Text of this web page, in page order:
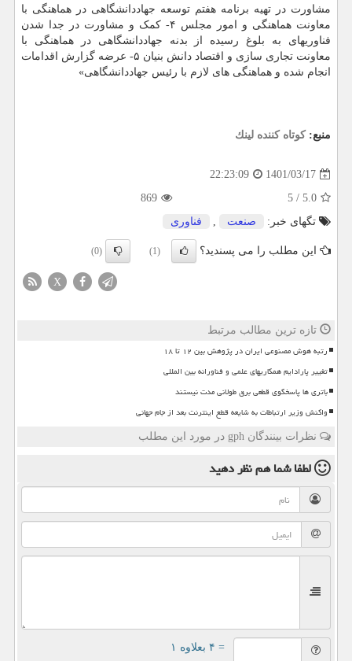
مشاورت در تهیه برنامه هفتم توسعه جهاددانشگاهی در هماهنگی با
معاونت هماهنگی و امور مجلس ۴- کمک و مشاورت در جدا شدن
فناوریهای به بلوغ رسیده از بدنه جهاددانشگاهی در هماهنگی با
معاونت تجاری سازی و اقتصاد دانش بنیان ۵- عرضه گزارش اقدامات
انجام شده و هماهنگی های لازم با رئیس جهاددانشگاهی»
منبع:كوتاه كننده لینك
1401/03/17
22:23:09
5.0
/
5
869
تگهای خبر:
صنعت , فناوری
این مطلب را می پسندید؟ (1)
(0)
X
تازه ترین مطالب مرتبط
رتبه هوش مصنوعی ایران در پژوهش بین ۱۲ تا ۱۸
تغییر پارادایم همکاریهای علمی و فناورانه بین المللی
باتری ها پاسخگوی قطعی برق طولانی مدت نیستند
واکنش وزیر ارتباطات به شایعه قطع اینترنت بعد از جام جهانی
نظرات بینندگان gph در مورد این مطلب
لطفا شما همنظر دهید
= ۴ بعلاوه ۱